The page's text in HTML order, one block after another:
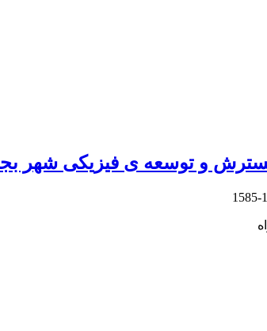
و توسعه ی فیزیکی شهر